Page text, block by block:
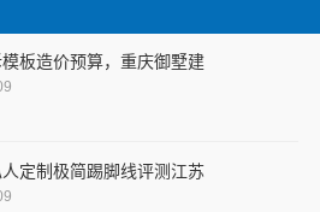
板造价预算，重庆御墅建
定制极简踢脚线评测江苏